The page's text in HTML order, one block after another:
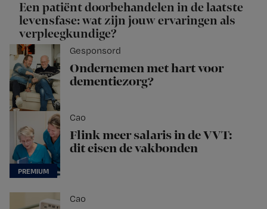
Een patiënt doorbehandelen in de laatste
levensfase: wat zijn jouw ervaringen als
verpleegkundige?
Gesponsord
Ondernemen met hart voor
dementiezorg?
Cao
Flink meer salaris in de VVT:
dit eisen de vakbonden
Cao